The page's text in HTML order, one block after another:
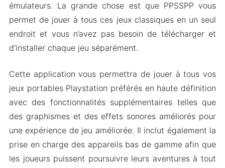
émulateurs. La grande chose est que PPSSPP vous
permet de jouer à tous ces jeux classiques en un seul
endroit et vous n’avez pas besoin de télécharger et
d’installer chaque jeu séparément.
Cette application vous permettra de jouer à tous vos
jeux portables Playstation préférés en haute définition
avec des fonctionnalités supplémentaires telles que
des graphismes et des effets sonores améliorés pour
une expérience de jeu améliorée. Il inclut également la
prise en charge des appareils bas de gamme afin que
les joueurs puissent poursuivre leurs aventures à tout